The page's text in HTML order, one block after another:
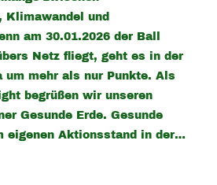
Klimawandel und
am 30.01.2026 der Ball
Netz fliegt, geht es in der
um mehr als nur Punkte. Als
begrüßen wir unseren
Gesunde Erde. Gesunde
eigenen Aktionsstand in der…